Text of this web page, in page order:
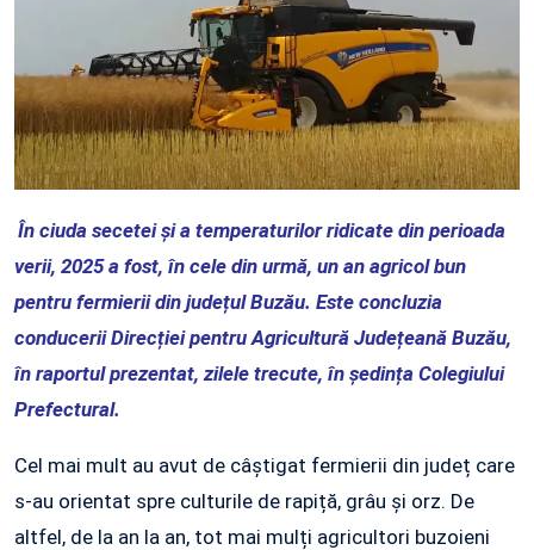
În ciuda secetei și a temperaturilor ridicate din perioada
verii, 2025 a fost, în cele din urmă, un an agricol bun
pentru fermierii din județul Buzău. Este concluzia
conducerii Direcției pentru Agricultură Județeană Buzău,
în raportul prezentat, zilele trecute, în ședința Colegiului
Prefectural.
Cel mai mult au avut de câștigat fermierii din județ care
s-au orientat spre culturile de rapiță, grâu și orz. De
altfel, de la an la an, tot mai mulți agricultori buzoieni